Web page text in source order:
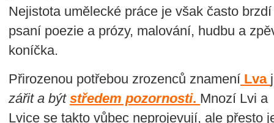
Nejistota umělecké práce je však často
psaní poezie a prózy, malování, hudbu a
koníčka.
Přirozenou potřebou zrozenců znamení Lva
zářit a být středem pozornosti. Mnozí Lvi a
Lvice se takto vůbec neprojevují, ale přesto